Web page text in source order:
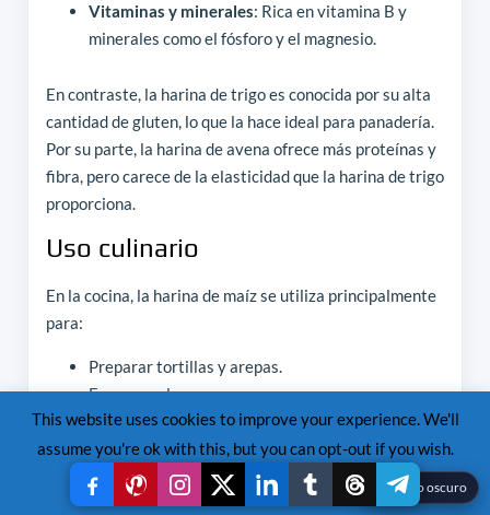
Vitaminas y minerales: Rica en vitamina B y
minerales como el fósforo y el magnesio.
En contraste, la harina de trigo es conocida por su alta
cantidad de gluten, lo que la hace ideal para panadería.
Por su parte, la harina de avena ofrece más proteínas y
fibra, pero carece de la elasticidad que la harina de trigo
proporciona.
Uso culinario
En la cocina, la harina de maíz se utiliza principalmente
para:
Preparar tortillas y arepas.
Espesar salsas y sopas.
Hacer polenta y otros platos tradicionales.
En comparación, la harina de trigo es fundamental para
productos horneados como pan, pasteles y galletas.
This website uses cookies to improve your experience. We'll
assume you're ok with this, but you can opt-out if you wish.
Accept Reject Read More ☾Modo oscuro